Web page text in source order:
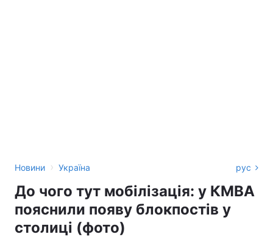
Новини › Україна рус
До чого тут мобілізація: у КМВА
пояснили появу блокпостів у
столиці (фото)